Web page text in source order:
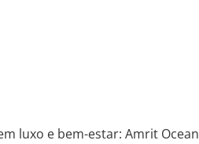
luxo e bem-estar: Amrit Ocean